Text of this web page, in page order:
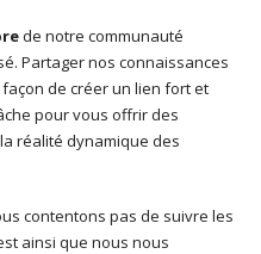
de notre communauté
Partager nos connaissances
de créer un lien fort et
pour vous offrir des
réalité dynamique des
contentons pas de suivre les
ainsi que nous nous